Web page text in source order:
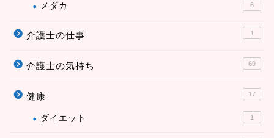
メダカ 6
介護士の仕事 1
介護士の気持ち 69
健康 17
ダイエット 1